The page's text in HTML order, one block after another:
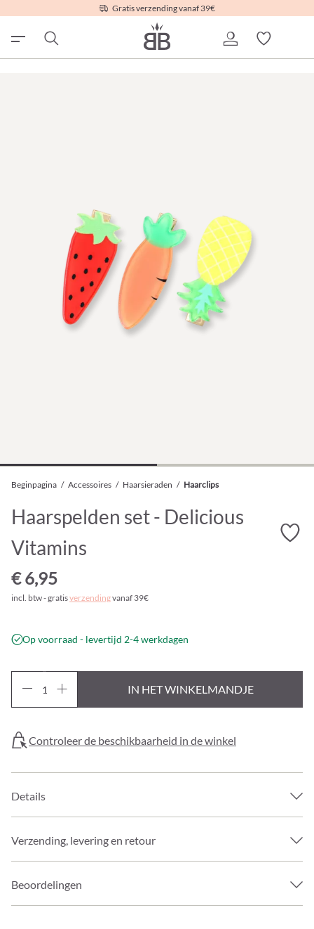
Gratis verzending vanaf 39€
Beginpagina / Accessoires / Haarsieraden / Haarclips
Haarspelden set - Delicious
Vitamins
€ 6,95
incl. btw - gratisverzendingvanaf 39€
Op voorraad - levertijd 2-4 werkdagen
IN HET WINKELMANDJE
Controleer de beschikbaarheid in de winkel
Details
Verzending, levering en retour
Beoordelingen